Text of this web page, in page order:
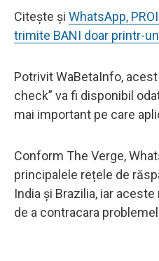
Citește și WhatsApp,
trimite BANI doar printr-
Potrivit WaBetaInfo,
check” va fi disponibil
mai important pe care
Conform The Verge,
principalele rețele de
India și Brazilia, iar
de a contracara